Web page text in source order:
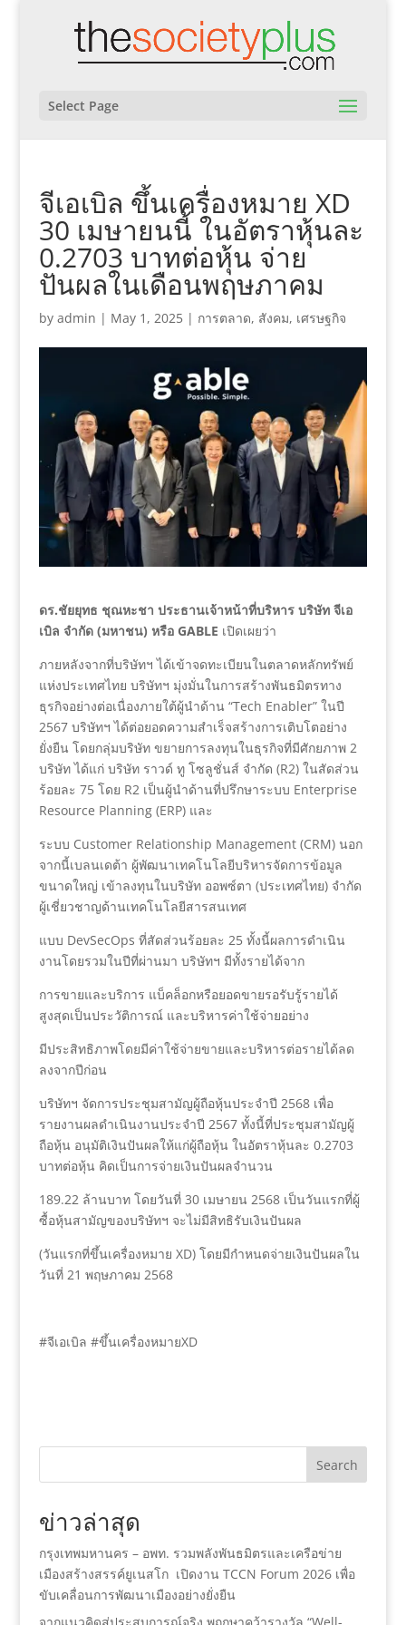
Select Page
จีเอเบิล ขึ้นเครื่องหมาย XD
30 เมษายนนี้ ในอัตราหุ้นละ
0.2703 บาทต่อหุ้น จ่าย
ปันผลในเดือนพฤษภาคม
by admin | May 1, 2025| การตลาด, สังคม, เศรษฐกิจ
ดร.ชัยยุทธ ชุณหะชา ประธานเจ้าหน้าที่บริหาร บริษัท จีเอ
เบิล จำกัด (มหาชน) หรือ GABLE เปิดเผยว่า
ภายหลังจากที่บริษัทฯ ได้เข้าจดทะเบียนในตลาดหลักทรัพย์
แห่งประเทศไทย บริษัทฯ มุ่งมั่นในการสร้างพันธมิตรทาง
ธุรกิจอย่างต่อเนื่องภายใต้ผู้นำด้าน “Tech Enabler” ในปี
2567 บริษัทฯ ได้ต่อยอดความสำเร็จสร้างการเติบโตอย่าง
ยั่งยืน โดยกลุ่มบริษัท ขยายการลงทุนในธุรกิจที่มีศักยภาพ 2
บริษัท ได้แก่ บริษัท ราวด์ ทู โซลูชั่นส์ จำกัด (R2) ในสัดส่วน
ร้อยละ 75 โดย R2 เป็นผู้นำด้านที่ปรึกษาระบบ Enterprise
Resource Planning (ERP) และ
ระบบ Customer Relationship Management (CRM) นอก
จากนี้เบลนเดต้า ผู้พัฒนาเทคโนโลยีบริหารจัดการข้อมูล
ขนาดใหญ่ เข้าลงทุนในบริษัท ออพซ์ตา (ประเทศไทย) จำกัด
ผู้เชี่ยวชาญด้านเทคโนโลยีสารสนเทศ
แบบ DevSecOps ที่สัดส่วนร้อยละ 25 ทั้งนี้ผลการดำเนิน
งานโดยรวมในปีที่ผ่านมา บริษัทฯ มีทั้งรายได้จาก
การขายและบริการ แบ็คล็อกหรือยอดขายรอรับรู้รายได้
สูงสุดเป็นประวัติการณ์ และบริหารค่าใช้จ่ายอย่าง
มีประสิทธิภาพโดยมีค่าใช้จ่ายขายและบริหารต่อรายได้ลด
ลงจากปีก่อน
บริษัทฯ จัดการประชุมสามัญผู้ถือหุ้นประจำปี 2568 เพื่อ
รายงานผลดำเนินงานประจำปี 2567 ทั้งนี้ที่ประชุมสามัญผู้
ถือหุ้น อนุมัติเงินปันผลให้แก่ผู้ถือหุ้น ในอัตราหุ้นละ 0.2703
บาทต่อหุ้น คิดเป็นการจ่ายเงินปันผลจำนวน
189.22 ล้านบาท โดยวันที่ 30 เมษายน 2568 เป็นวันแรกที่ผู้
ซื้อหุ้นสามัญของบริษัทฯ จะไม่มีสิทธิรับเงินปันผล
(วันแรกที่ขึ้นเครื่องหมาย XD) โดยมีกำหนดจ่ายเงินปันผลใน
วันที่ 21 พฤษภาคม 2568
#จีเอเบิล #ขึ้นเครื่องหมายXD
Search
ข่าวล่าสุด
กรุงเทพมหานคร – อพท. รวมพลังพันธมิตรและเครือข่าย
เมืองสร้างสรรค์ยูเนสโก เปิดงาน TCCN Forum 2026 เพื่อ
ขับเคลื่อนการพัฒนาเมืองอย่างยั่งยืน